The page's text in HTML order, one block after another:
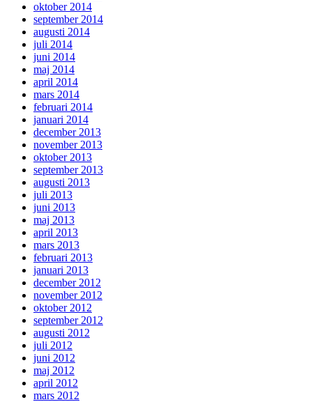
oktober 2014
september 2014
augusti 2014
juli 2014
juni 2014
maj 2014
april 2014
mars 2014
februari 2014
januari 2014
december 2013
november 2013
oktober 2013
september 2013
augusti 2013
juli 2013
juni 2013
maj 2013
april 2013
mars 2013
februari 2013
januari 2013
december 2012
november 2012
oktober 2012
september 2012
augusti 2012
juli 2012
juni 2012
maj 2012
april 2012
mars 2012